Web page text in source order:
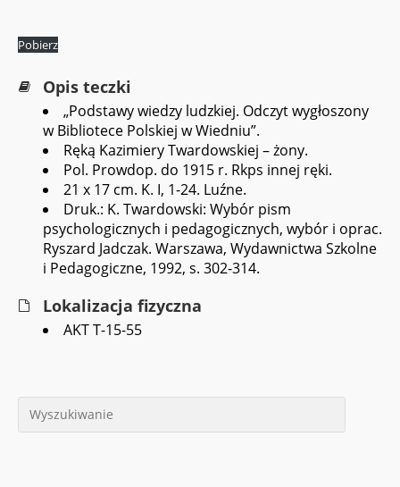
Pobierz
Opis teczki
„Podstawy wiedzy ludzkiej. Odczyt wygłoszony
w Bibliotece Polskiej w Wiedniu”.
Ręką Kazimiery Twardowskiej – żony.
Pol. Prowdop. do 1915 r. Rkps innej ręki.
21 x 17 cm. K. I, 1-24. Luźne.
Druk.: K. Twardowski: Wybór pism
psychologicznych i pedagogicznych, wybór i oprac.
Ryszard Jadczak. Warszawa, Wydawnictwa Szkolne
i Pedagogiczne, 1992, s. 302-314.
Lokalizacja fizyczna
AKT T-15-55